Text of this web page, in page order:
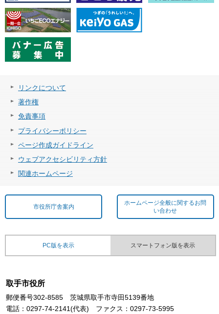
リンクについて
著作権
免責事項
プライバシーポリシー
ページ作成ガイドライン
ウェブアクセシビリティ方針
関連ホームページ
市役所庁舎案内
ホームページ全般に関するお問
い合わせ
PC版を表示 スマートフォン版を表示
取手市役所
郵便番号302-8585 茨城県取手市寺田5139番地
電話：0297-74-2141(代表) ファクス：0297-73-5995